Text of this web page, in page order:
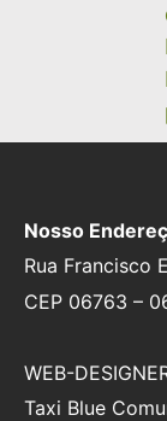
Nosso
Rua Francisco
CEP 06763 –
WEB-
Taxi Blue